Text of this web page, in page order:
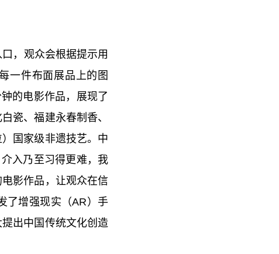
，观众会根据提示用
一件布面展品上的图
的电影作品，展现了
瓷、福建永春制香、
国家级非遗技艺。中
入乃至习得更难，我
影作品，让观众在信
了增强现实（AR）手
出中国传统文化创造